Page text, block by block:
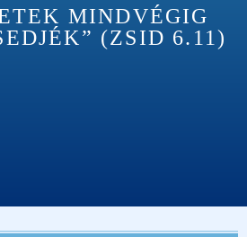
MINDVÉGIG
(ZSID 6.11)